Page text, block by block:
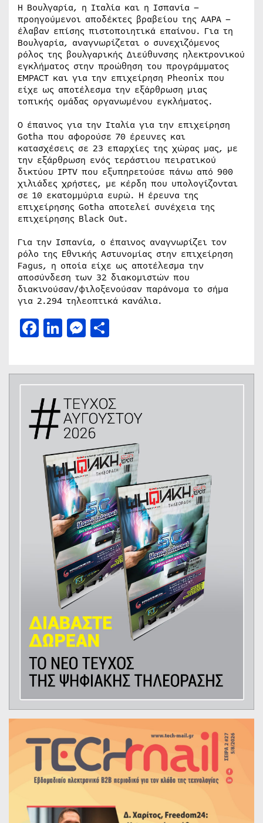
Η Βουλγαρία, η Ιταλία και η Ισπανία –
προηγούμενοι αποδέκτες βραβείου της AAPA –
έλαβαν επίσης πιστοποιητικά επαίνου. Για τη
Βουλγαρία, αναγνωρίζεται ο συνεχιζόμενος
ρόλος της βουλγαρικής Διεύθυνσης ηλεκτρονικού
εγκλήματος στην προώθηση του προγράμματος
EMPACT και για την επιχείρηση Pheonix που
είχε ως αποτέλεσμα την εξάρθρωση μιας
τοπικής ομάδας οργανωμένου εγκλήματος.
Ο έπαινος για την Ιταλία για την επιχείρηση
Gotha που αφορούσε 70 έρευνες και
κατασχέσεις σε 23 επαρχίες της χώρας μας, με
την εξάρθρωση ενός τεράστιου πειρατικού
δικτύου IPTV που εξυπηρετούσε πάνω από 900
χιλιάδες χρήστες, με κέρδη που υπολογίζονται
σε 10 εκατομμύρια ευρώ. Η έρευνα της
επιχείρησης Gotha αποτελεί συνέχεια της
επιχείρησης Black Out.
Για την Ισπανία, ο έπαινος αναγνωρίζει τον
ρόλο της Εθνικής Αστυνομίας στην επιχείρηση
Fagus, η οποία είχε ως αποτέλεσμα την
αποσύνδεση των 32 διακομιστών που
διακινούσαν/φιλοξενούσαν παράνομα το σήμα
για 2.294 τηλεοπτικά κανάλια.
Facebook
LinkedIn
Messenger